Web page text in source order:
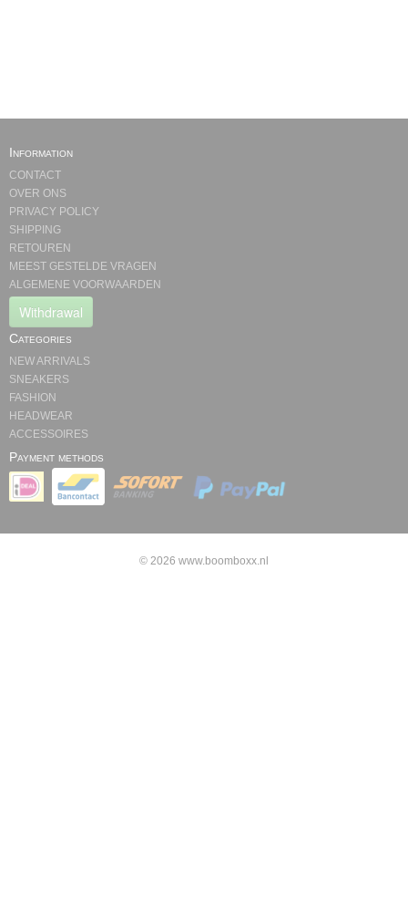
Information
CONTACT
OVER ONS
PRIVACY POLICY
SHIPPING
RETOUREN
MEEST GESTELDE VRAGEN
ALGEMENE VOORWAARDEN
Withdrawal
Categories
NEW ARRIVALS
SNEAKERS
FASHION
HEADWEAR
ACCESSOIRES
Payment methods
© 2026 www.boomboxx.nl